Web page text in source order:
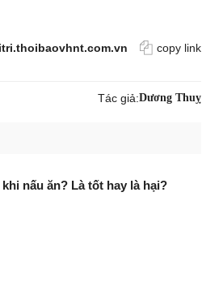
copy link
Tác giả:Dương Thuỵ
nấu ăn? Là tốt hay là hại?